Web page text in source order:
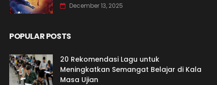
December 13, 2025
POPULAR POSTS
20 Rekomendasi Lagu untuk
Meningkatkan Semangat Belajar di Kala
Masa Ujian